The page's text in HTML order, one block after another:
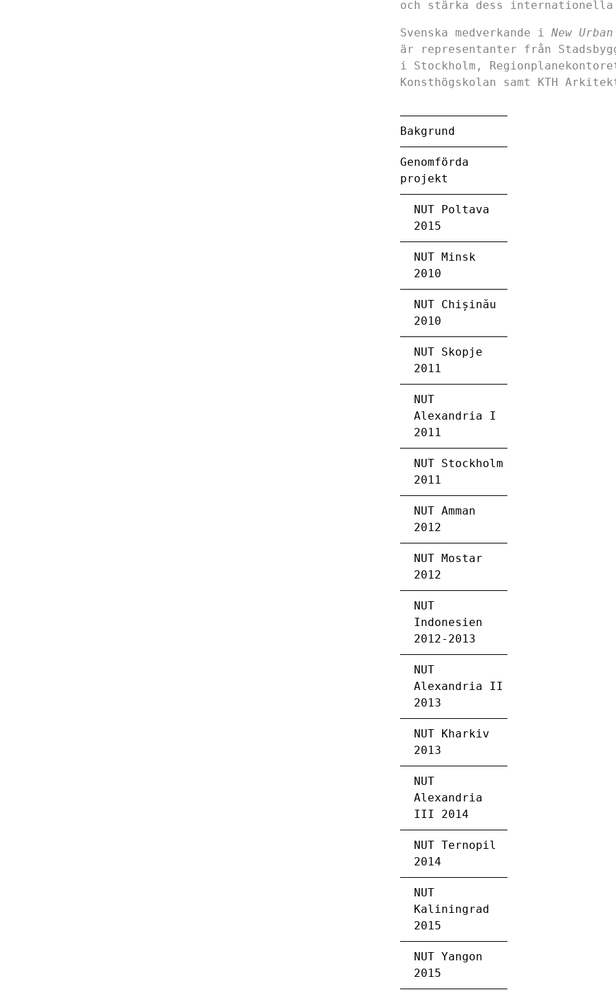
och stärka dess
Svenska medverkande i New
är representanter från
i Stockholm,
Konsthögskolan samt KTH
Bakgrund
Genomförda
projekt
NUT Poltava
2015
NUT Minsk
2010
NUT Chișinău
2010
NUT Skopje
2011
NUT
Alexandria I
2011
NUT Stockholm
2011
NUT Amman
2012
NUT Mostar
2012
NUT
Indonesien
2012-2013
NUT
Alexandria II
2013
NUT Kharkiv
2013
NUT
Alexandria
III 2014
NUT Ternopil
2014
NUT
Kaliningrad
2015
NUT Yangon
2015